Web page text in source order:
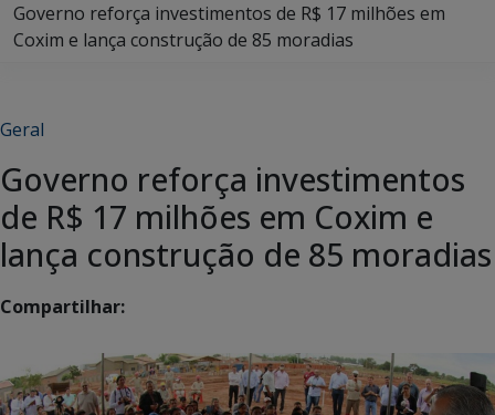
Governo reforça investimentos de R$ 17 milhões em
Coxim e lança construção de 85 moradias
Geral
Governo reforça investimentos
de R$ 17 milhões em Coxim e
lança construção de 85 moradias
Compartilhar: